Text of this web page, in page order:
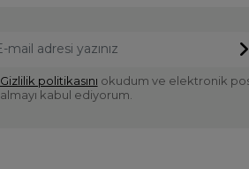
Gizlilik politikasını okudum ve elektronik
almayı kabul ediyorum.